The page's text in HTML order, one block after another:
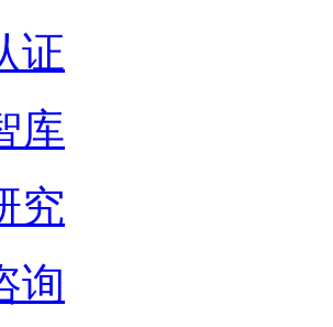
证
库
究
询